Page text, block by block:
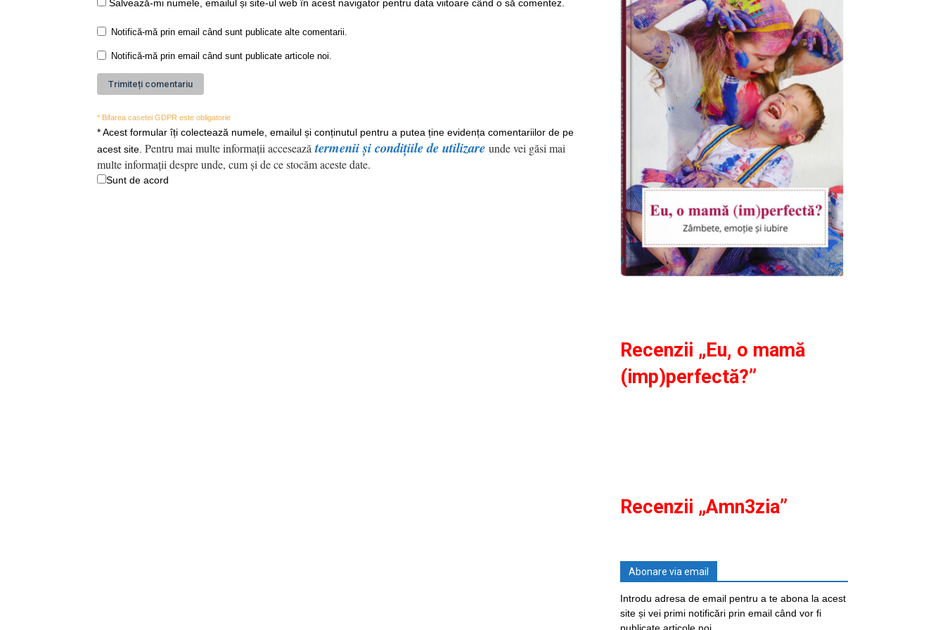
Salvează-mi numele, emailul și site-ul web în acest navigator pentru data viitoare când o să comentez.
Notifică-mă prin email când sunt publicate alte comentarii.
Notifică-mă prin email când sunt publicate articole noi.
* Bifarea casetei GDPR este obligatorie
*Acest formular îți colectează numele, emailul și conținutul pentru a putea ține evidența comentariilor de pe
acest site. Pentru mai multe informații acceseazătermenii și condițiile de utilizare unde vei găsi mai
multe informații despre unde, cum și de ce stocăm aceste date.
Sunt de acord
Recenzii „Eu, o mamă
(imp)perfectă?”
Recenzii „Amn3zia”
Abonare via email
Introdu adresa de email pentru a te abona la acest
site și vei primi notificări prin email când vor fi